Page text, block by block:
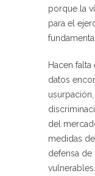
porque la
para el
Hacen
datos
del
medidas
defensa de